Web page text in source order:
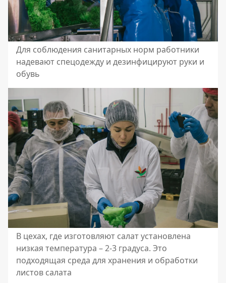
Для соблюдения санитарных норм работники
надевают спецодежду и дезинфицируют руки и
обувь
В цехах, где изготовляют салат установлена
низкая температура – 2-3 градуса. Это
подходящая среда для хранения и обработки
листов салата